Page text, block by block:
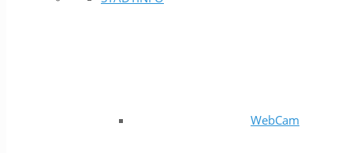
WebCam